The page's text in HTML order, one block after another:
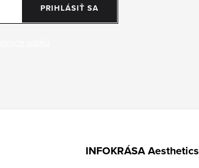
PRIHLÁSIŤ SA
INFOKRÁSA Aesthetics